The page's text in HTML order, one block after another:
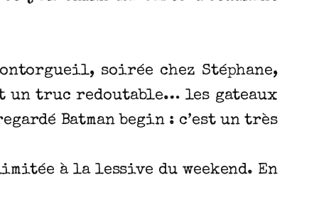
soirée chez Stéphane,
un truc redoutable… les gateaux
Batman begin : c’est un très
à la lessive du weekend. En